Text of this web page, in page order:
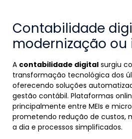
Contabilidade
modernização ou
A contabilidade digital surgiu
transformação tecnológica dos
oferecendo soluções
gestão contábil. Plataformas
principalmente entre MEIs e
prometendo redução de custos,
a dia e processos simplificados.